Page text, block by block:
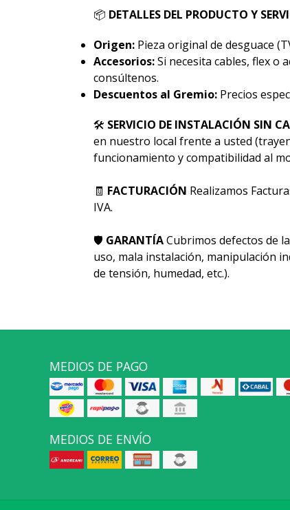
📦 DETALLES DEL PRODUCTO Y
Origen:Pieza original de desguace
Accesorios:Si necesita cables, flex o
consúltenos.
Descuentos al Gremio:Precios
🛠 SERVICIO DE INSTALACIÓN SIN
en nuestro local frente a usted
funcionamiento y compatibilidad al
🧾 FACTURACIÓN Realizamos
IVA.
🛡 GARANTÍACubrimos defectos de
uso, mala instalación, manipulación
de tensión, humedad, etc.).
MEDIOS DE PAGO
MEDIOS DE ENVÍO